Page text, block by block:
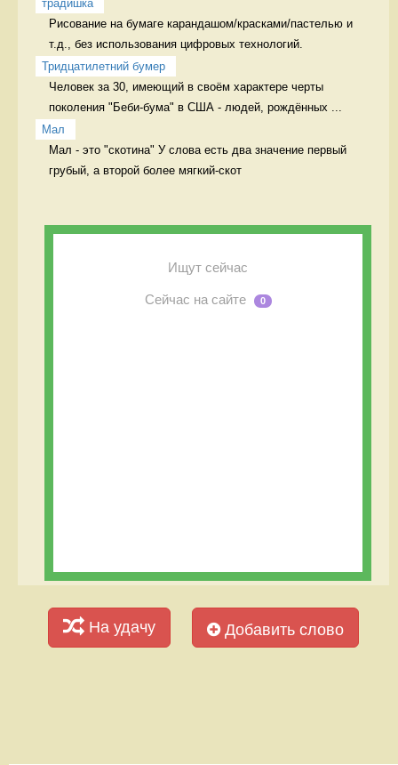
традишка
Рисование на бумаге карандашом/красками/пастелью и
т.д., без использования цифровых технологий.
Тридцатилетний бумер
Человек за 30, имеющий в своём характере черты
поколения "Беби-бума" в США - людей, рождённых ...
Мал
Мал - это "скотина" У слова есть два значение первый
грубый, а второй более мягкий-скот
Ищут сейчас
Сейчас на сайте 0
На удачу Добавить слово